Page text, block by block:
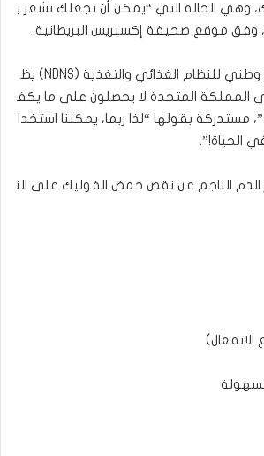
وهي الحالة التي “يمكن أن تجعلك تشعر ب
وفق موقع صحيفة إكسبريس البريطانية.
وتقول إن أحدث مسح وطني للنظام الغذائي والتغذية (NDNS) يظ
المملكة المتحدة لا يحصلون على ما يكف
بقولها “لذا ربما، يمكننا استخدا
الحياة!”.
الناجم عن نقص حمض الفوليك على الن
الانفعال)
بسهولة